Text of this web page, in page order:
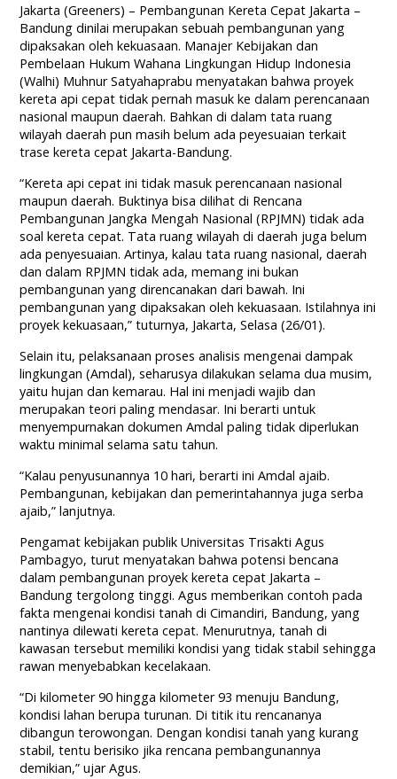
Jakarta (Greeners) – Pembangunan Kereta Cepat Jakarta –
Bandung dinilai merupakan sebuah pembangunan yang
dipaksakan oleh kekuasaan. Manajer Kebijakan dan
Pembelaan Hukum Wahana Lingkungan Hidup Indonesia
(Walhi) Muhnur Satyahaprabu menyatakan bahwa proyek
kereta api cepat tidak pernah masuk ke dalam perencanaan
nasional maupun daerah. Bahkan di dalam tata ruang
wilayah daerah pun masih belum ada peyesuaian terkait
trase kereta cepat Jakarta-Bandung.
“Kereta api cepat ini tidak masuk perencanaan nasional
maupun daerah. Buktinya bisa dilihat di Rencana
Pembangunan Jangka Mengah Nasional (RPJMN) tidak ada
soal kereta cepat. Tata ruang wilayah di daerah juga belum
ada penyesuaian. Artinya, kalau tata ruang nasional, daerah
dan dalam RPJMN tidak ada, memang ini bukan
pembangunan yang direncanakan dari bawah. Ini
pembangunan yang dipaksakan oleh kekuasaan. Istilahnya ini
proyek kekuasaan,” tuturnya, Jakarta, Selasa (26/01).
Selain itu, pelaksanaan proses analisis mengenai dampak
lingkungan (Amdal), seharusya dilakukan selama dua musim,
yaitu hujan dan kemarau. Hal ini menjadi wajib dan
merupakan teori paling mendasar. Ini berarti untuk
menyempurnakan dokumen Amdal paling tidak diperlukan
waktu minimal selama satu tahun.
“Kalau penyusunannya 10 hari, berarti ini Amdal ajaib.
Pembangunan, kebijakan dan pemerintahannya juga serba
ajaib,” lanjutnya.
Pengamat kebijakan publik Universitas Trisakti Agus
Pambagyo, turut menyatakan bahwa potensi bencana
dalam pembangunan proyek kereta cepat Jakarta –
Bandung tergolong tinggi. Agus memberikan contoh pada
fakta mengenai kondisi tanah di Cimandiri, Bandung, yang
nantinya dilewati kereta cepat. Menurutnya, tanah di
kawasan tersebut memiliki kondisi yang tidak stabil sehingga
rawan menyebabkan kecelakaan.
“Di kilometer 90 hingga kilometer 93 menuju Bandung,
kondisi lahan berupa turunan. Di titik itu rencananya
dibangun terowongan. Dengan kondisi tanah yang kurang
stabil, tentu berisiko jika rencana pembangunannya
demikian,” ujar Agus.